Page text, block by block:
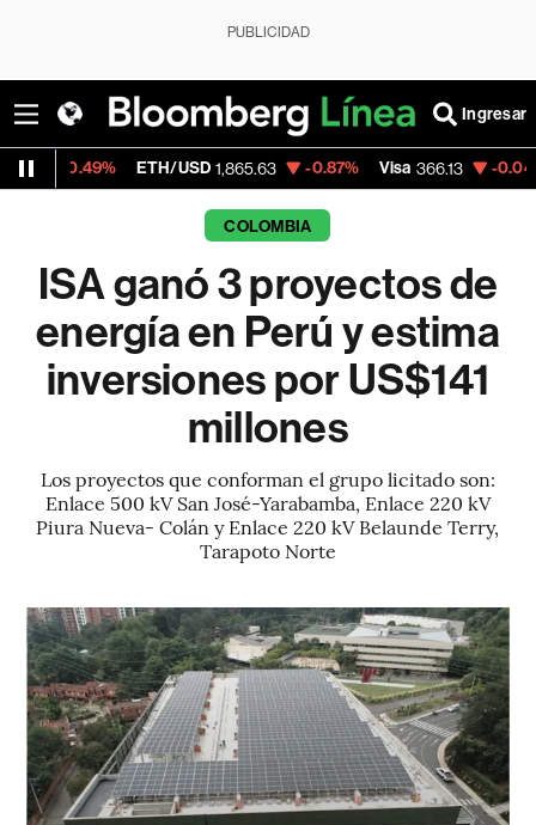
PUBLICIDAD
Ingresar
ETH/USD 1,865.63 -0.87% Visa 366.13 -0.04%
COLOMBIA
ISA ganó 3 proyectos de
energía en Perú y estima
inversiones por US$141
millones
Los proyectos que conforman el grupo licitado son:
Enlace 500 kV San José-Yarabamba, Enlace 220 kV
Piura Nueva- Colán y Enlace 220 kV Belaunde Terry,
Tarapoto Norte